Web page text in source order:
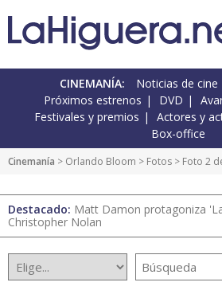
CINEMANÍA: Noticias de cine
Próximos estrenos
DVD
Festivales y premios
Actores y
Box-office
Cinemanía > Orlando Bloom > Fotos > Foto 2
Destacado: Matt Damon protagoniza
Christopher Nolan